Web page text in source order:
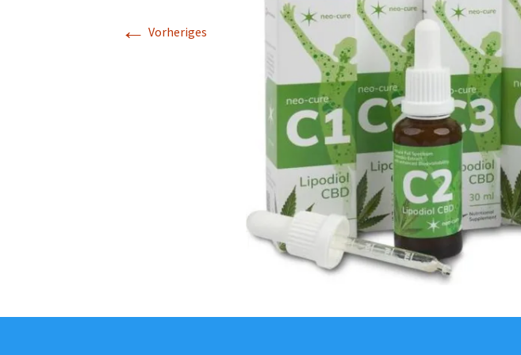
← Vorheriges